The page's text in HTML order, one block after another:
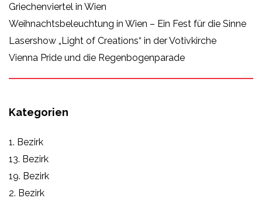
Griechenviertel in Wien
Weihnachtsbeleuchtung in Wien – Ein Fest für die Sinne
Lasershow „Light of Creations“ in der Votivkirche
Vienna Pride und die Regenbogenparade
Kategorien
1. Bezirk
13. Bezirk
19. Bezirk
2. Bezirk